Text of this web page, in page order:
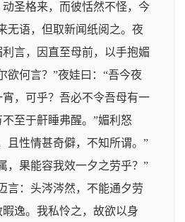
圣格来，而彼恬然不怪，今
无语，但取新闻纸阅之。夜
言，因直至母前，以手抱媚
欲何言？”夜娃曰：“吾今夜
，可乎？吾必不令吾母有一
至于鼾睡弗醒。”媚利怒
且性情甚奇僻，不知所谓。”
，果能容我效一夕之劳乎？”
言：头涔涔然，不能通夕劳
逸。我私怜之，故欲以身